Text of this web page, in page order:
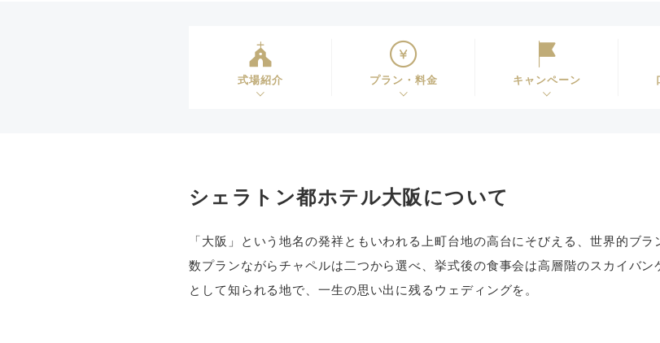
式場紹介 プラン・料金 キャンペーン
シェラトン都ホテル大阪について
「大阪」という地名の発祥ともいわれる上町台地の高台にそびえる、世界的ブ
数プランながらチャペルは二つから選べ、挙式後の食事会は高層階のスカイバ
として知られる地で、一生の思い出に残るウェディングを。